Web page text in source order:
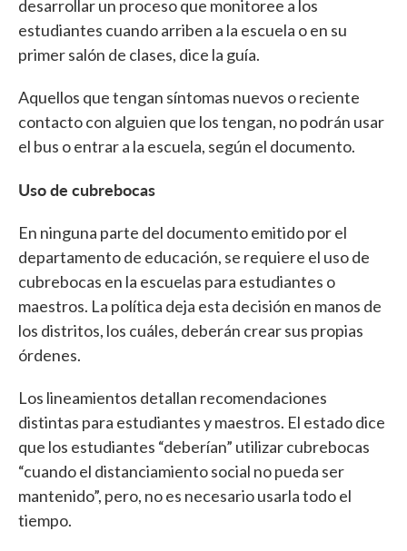
desarrollar un proceso que monitoree a los
estudiantes cuando arriben a la escuela o en su
primer salón de clases, dice la guía.
Aquellos que tengan síntomas nuevos o reciente
contacto con alguien que los tengan, no podrán usar
el bus o entrar a la escuela, según el documento.
Uso de cubrebocas
En ninguna parte del documento emitido por el
departamento de educación, se requiere el uso de
cubrebocas en la escuelas para estudiantes o
maestros. La política deja esta decisión en manos de
los distritos, los cuáles, deberán crear sus propias
órdenes.
Los lineamientos detallan recomendaciones
distintas para estudiantes y maestros. El estado dice
que los estudiantes “deberían” utilizar cubrebocas
“cuando el distanciamiento social no pueda ser
mantenido”, pero, no es necesario usarla todo el
tiempo.